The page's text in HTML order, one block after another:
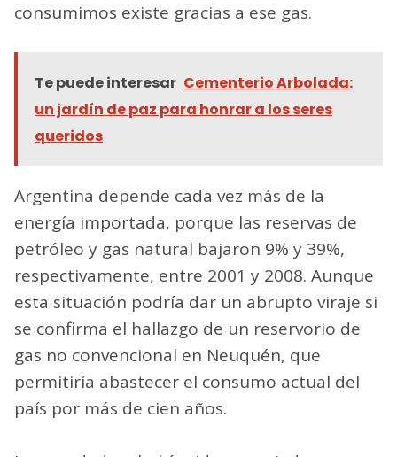
consumimos existe gracias a ese gas.
Te puede interesar Cementerio Arbolada:
un jardín de paz para honrar a los seres
queridos
Argentina depende cada vez más de la
energía importada, porque las reservas de
petróleo y gas natural bajaron 9% y 39%,
respectivamente, entre 2001 y 2008. Aunque
esta situación podría dar un abrupto viraje si
se confirma el hallazgo de un reservorio de
gas no convencional en Neuquén, que
permitiría abastecer el consumo actual del
país por más de cien años.